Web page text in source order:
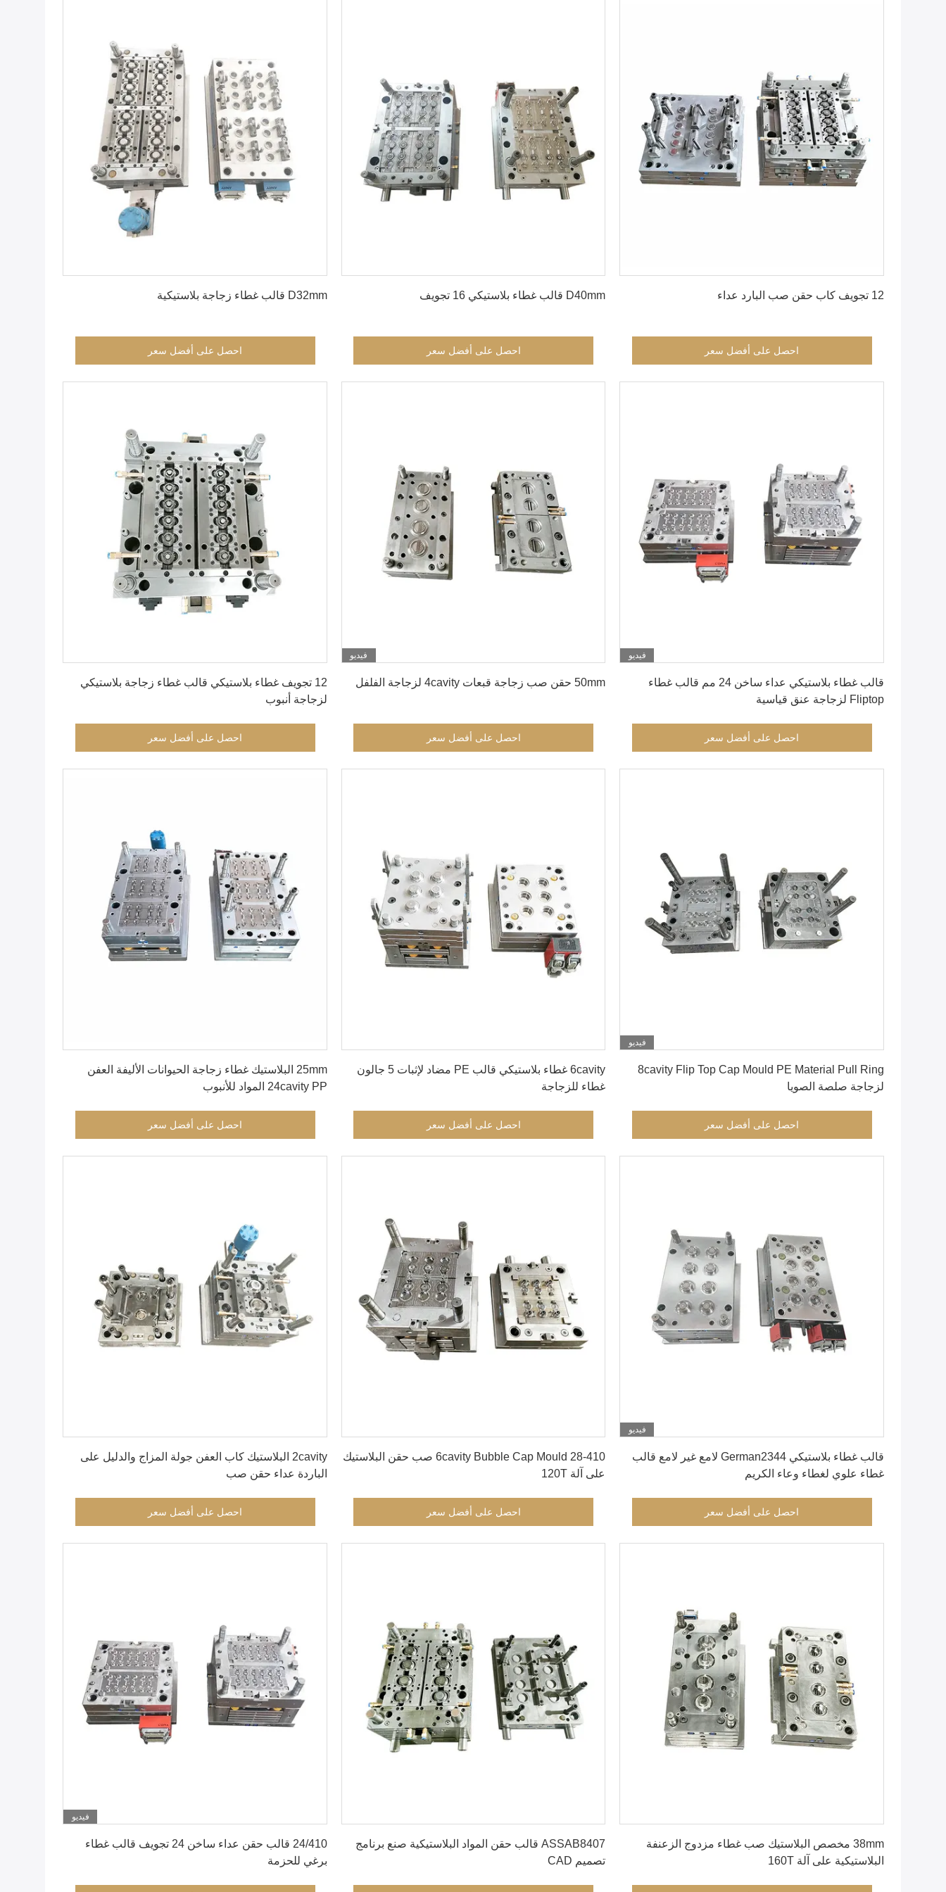
12 تجويف كاب حقن صب البارد عداء
احصل على أفضل سعر
D40mm قالب غطاء بلاستيكي 16 تجويف
احصل على أفضل سعر
D32mm قالب غطاء زجاجة بلاستيكية
احصل على أفضل سعر
فيديو
قالب غطاء بلاستيكي عداء ساخن 24 مم قالب غطاء
Fliptop لزجاجة عنق قياسية
احصل على أفضل سعر
فيديو
50mm حقن صب زجاجة قبعات 4cavity لزجاجة الفلفل
احصل على أفضل سعر
12 تجويف غطاء بلاستيكي قالب غطاء زجاجة بلاستيكي
لزجاجة أنبوب
احصل على أفضل سعر
فيديو
8cavity Flip Top Cap Mould PE Material Pull Ring
لزجاجة صلصة الصويا
احصل على أفضل سعر
6cavity غطاء بلاستيكي قالب PE مضاد لإثبات 5 جالون
غطاء للزجاجة
احصل على أفضل سعر
25mm البلاستيك غطاء زجاجة الحيوانات الأليفة العفن
24cavity PP المواد للأنبوب
احصل على أفضل سعر
فيديو
قالب غطاء بلاستيكي German2344 لامع غير لامع قالب
غطاء علوي لغطاء وعاء الكريم
احصل على أفضل سعر
6cavity Bubble Cap Mould 28-410 صب حقن البلاستيك
على آلة 120T
احصل على أفضل سعر
2cavity البلاستيك كاب العفن جولة المزاج والدليل على
الباردة عداء حقن صب
احصل على أفضل سعر
38mm مخصص البلاستيك صب غطاء مزدوج الزعنفة
البلاستيكية على آلة 160T
ASSAB8407 قالب حقن المواد البلاستيكية صنع برنامج
تصميم CAD
فيديو
24/410 قالب حقن عداء ساخن 24 تجويف قالب غطاء
برغي للحزمة